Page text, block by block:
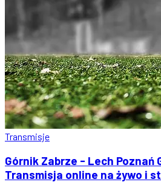
Transmisje
Górnik Zabrze - Lech Poznań
Transmisja online na żywo i